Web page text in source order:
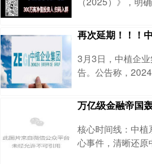
届全国人民代表
工作情况的报告
险信托机构。 有
中融信托与
再次延期！！！
3月3日，中植企
告。公告称，
日，管理人发布
告》（以下简称
限公司（以下简
资控股有限公司（
万亿级金融帝国
核心时间线：中
心事件，清晰还